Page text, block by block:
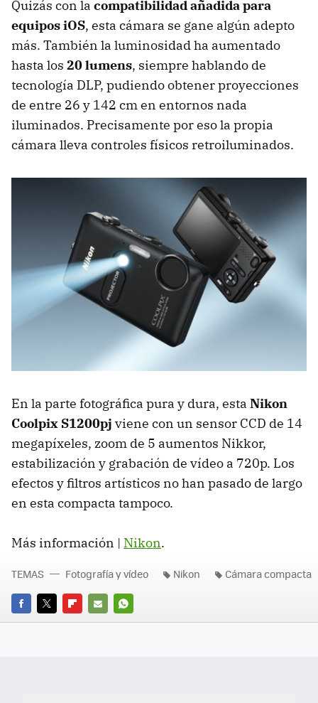
Quizás con la compatibilidad añadida para
equipos iOS, esta cámara se gane algún adepto
más. También la luminosidad ha aumentado
hasta los 20 lumens, siempre hablando de
tecnología DLP, pudiendo obtener proyecciones
de entre 26 y 142 cm en entornos nada
iluminados. Precisamente por eso la propia
cámara lleva controles físicos retroiluminados.
En la parte fotográfica pura y dura, esta Nikon
Coolpix S1200pj viene con un sensor CCD de 14
megapíxeles, zoom de 5 aumentos Nikkor,
estabilización y grabación de vídeo a 720p. Los
efectos y filtros artísticos no han pasado de largo
en esta compacta tampoco.
Más información | Nikon.
FACEBOOK
TWITTERFLIPBOARD
E-
WHATSAPP
TEMAS Fotografía y vídeo Nikon Cámara compacta